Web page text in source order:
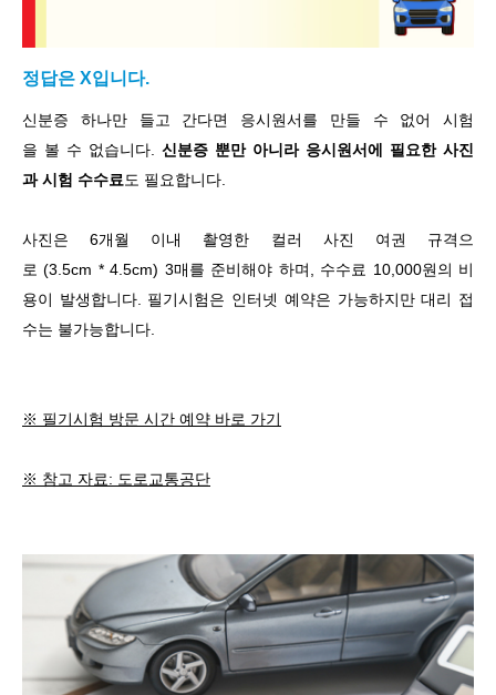
정답은 X입니다.
신분증 하나만 들고 간다면 응시원서를 만들 수 없어 시험
을 볼 수 없습니다. 신분증 뿐만 아니라 응시원서에 필요한 사진
과 시험 수수료도 필요합니다.
사진은 6개월 이내 촬영한 컬러 사진 여권 규격으
로 (3.5cm * 4.5cm) 3매를 준비해야 하며, 수수료 10,000원의 비
용이 발생합니다. 필기시험은 인터넷 예약은 가능하지만 대리 접
수는 불가능합니다.
※ 필기시험 방문 시간 예약 바로 가기
※ 참고 자료: 도로교통공단